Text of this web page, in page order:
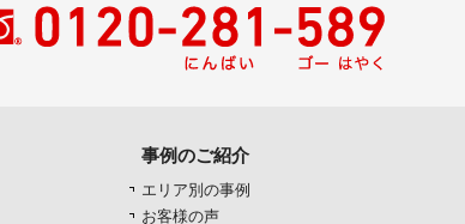
事例のご紹介
エリア別の事例
お客様の声